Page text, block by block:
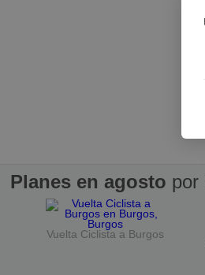
Planes en agosto por
Vuelta Ciclista a Burgos